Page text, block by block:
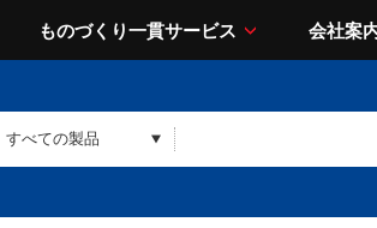
ものづくり一貫サービス 会社案